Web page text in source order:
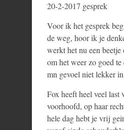
20-2-2017 gesprek
Voor ik het gesprek
de weg, hoor ik je
werkt het nu een
om het weer zo goed
mn gevoel niet lekker
Fox heeft heel veel
voorhoofd, op haar
hele dag hebt je vrij